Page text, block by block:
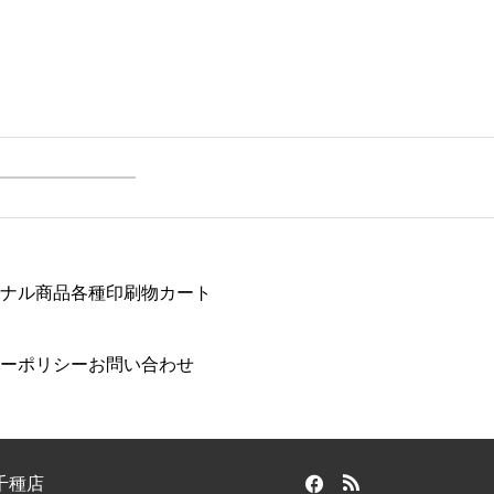
ル商品各種印刷物カート
ポリシーお問い合わせ
種店